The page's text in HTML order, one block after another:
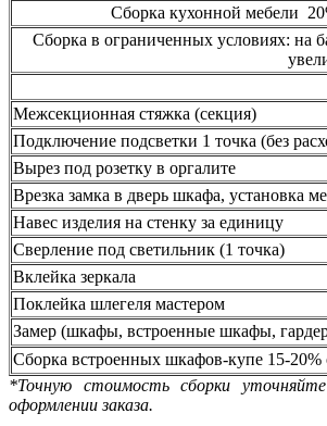
Сборка кухонной мебели
Сборка в ограниченных условиях: на
Межсекционная стяжка (секция)
Подключение подсветки 1 точка (без
Вырез под розетку в оргалите
Врезка замка в дверь шкафа, установка
Навес изделия на стенку за единицу
Сверление под светильник (1 точка)
Вклейка зеркала
Поклейка шлегеля мастером
Замер (шкафы, встроенные шкафы,
Сборка встроенных шкафов-купе 15-20%
*Точную стоимость сборки
оформлении заказа.